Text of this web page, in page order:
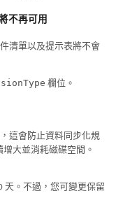
不再可用
清單以及提示表將不會
欄位。
這會防止資料同步化規
大並消耗磁碟空間。
天。不過，您可變更保留